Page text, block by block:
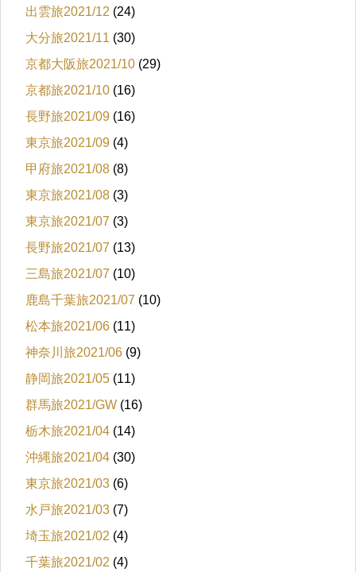
出雲旅2021/12 (24)
大分旅2021/11 (30)
京都大阪旅2021/10 (29)
京都旅2021/10 (16)
長野旅2021/09 (16)
東京旅2021/09 (4)
甲府旅2021/08 (8)
東京旅2021/08 (3)
東京旅2021/07 (3)
長野旅2021/07 (13)
三島旅2021/07 (10)
鹿島千葉旅2021/07 (10)
松本旅2021/06 (11)
神奈川旅2021/06 (9)
静岡旅2021/05 (11)
群馬旅2021/GW (16)
栃木旅2021/04 (14)
沖縄旅2021/04 (30)
東京旅2021/03 (6)
水戸旅2021/03 (7)
埼玉旅2021/02 (4)
千葉旅2021/02 (4)